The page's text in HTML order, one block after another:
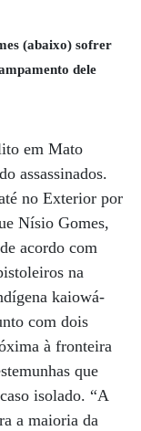
(abaixo) sofrer
dele
em Mato
assassinados.
no Exterior por
Nísio Gomes,
acordo com
na
kaiowá-
com dois
à fronteira
que
isolado. “A
a maioria da